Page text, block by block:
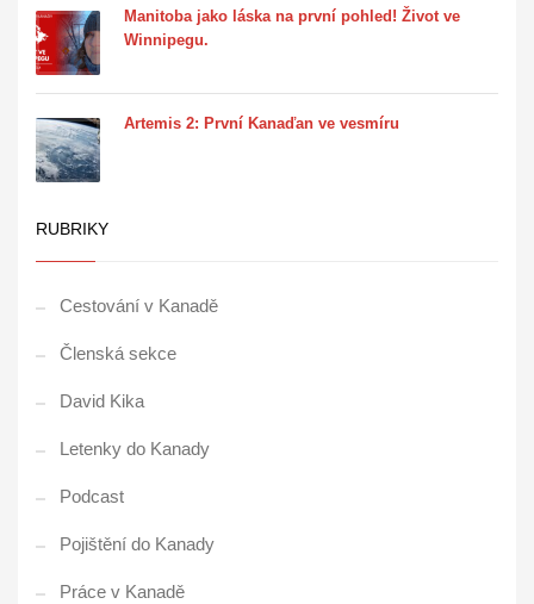
Manitoba jako láska na první pohled! Život ve
Winnipegu.
Artemis 2: První Kanaďan ve vesmíru
RUBRIKY
Cestování v Kanadě
Členská sekce
David Kika
Letenky do Kanady
Podcast
Pojištění do Kanady
Práce v Kanadě